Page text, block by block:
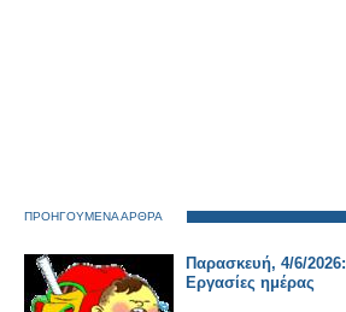
ΠΡΟΗΓΟΥΜΕΝΑ ΑΡΘΡΑ
Παρασκευή, 4/6/2026:
Εργασίες ημέρας